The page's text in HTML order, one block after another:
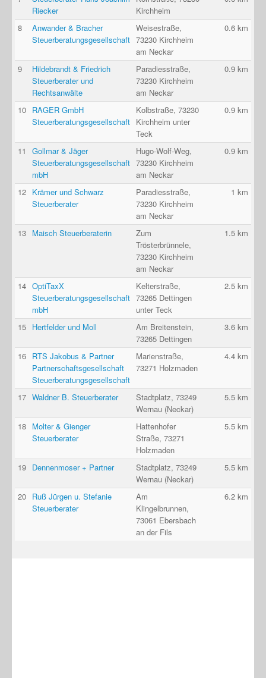
Riecker
Kirchheim
8
Anwander & Bracher
Steuerberatungsgesellschaft
Weisestraße,
73230 Kirchheim
am Neckar
0.6 km
9
Hildebrandt & Friedrich
Steuerberater und
Rechtsanwälte
Paradiesstraße,
73230 Kirchheim
am Neckar
0.9 km
10 RAGER GmbH
Steuerberatungsgesellschaft
Kolbstraße, 73230
Kirchheim unter
Teck
0.9 km
11
Gollmar & Jäger
Steuerberatungsgesellschaft
mbH
Hugo-Wolf-Weg,
73230 Kirchheim
am Neckar
0.9 km
12 Krämer und Schwarz
Steuerberater
Paradiesstraße,
73230 Kirchheim
am Neckar
1 km
13 Maisch Steuerberaterin
Zum
Trösterbrünnele,
73230 Kirchheim
am Neckar
1.5 km
14 OptiTaxX
Steuerberatungsgesellschaft
mbH
Kelterstraße,
73265 Dettingen
unter Teck
2.5 km
15 Hertfelder und Moll
Am Breitenstein,
73265 Dettingen
3.6 km
16 RTS Jakobus & Partner
Partnerschaftsgesellschaft
Steuerberatungsgesellschaft
Marienstraße,
73271 Holzmaden
4.4 km
17 Waldner B. Steuerberater
Stadtplatz, 73249
Wernau (Neckar)
5.5 km
18 Molter & Gienger
Steuerberater
Hattenhofer
Straße, 73271
Holzmaden
5.5 km
19 Dennenmoser + Partner
Stadtplatz, 73249
Wernau (Neckar)
5.5 km
20 Ruß Jürgen u. Stefanie
Steuerberater
Am
Klingelbrunnen,
73061 Ebersbach
an der Fils
6.2 km